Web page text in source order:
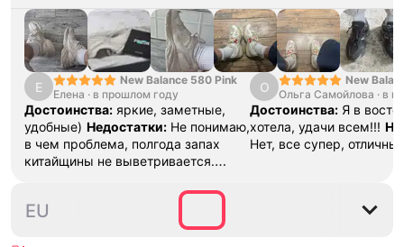
Е
New Balance 580 Pink
Елена · в прошлом году
Достоинства: яркие, заметные,
удобные) Недостатки: Не понимаю,
в чем проблема, полгода запах
китайщины не выветривается.
За свои
деньги вполне норм.
О
New
Ольга Самойлова · в
Достоинства: Я в
хотела, удачи всем!!!
Нет, все супер,
42.5
EU